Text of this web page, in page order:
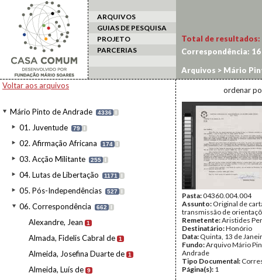
ARQUIVOS
GUIAS DE PESQUISA
PROJETO
PARCERIAS
Voltar aos arquivos
Mário Pinto de Andrade 4336 I
01. Juventude 79 I
02. Afirmação Africana 174 I
03. Acção Militante 255 I
04. Lutas de Libertação 1171 I
05. Pós-Independências 527 I
06. Correspondência 662 I
Alexandre, Jean 1
Almada, Fidelis Cabral de 1
Almeida, Josefina Duarte de 1
Almeida, Luís de 9
Total de resultados:
Correspondência: 16
Arquivos > Mário
ordenar
Pasta:04360.004.004
Assunto: Original de
transmissão de
Remetente:Aristides
Destinatário:Honório
Data: Quinta, 13 de
Fundo:Arquivo Mário
Andrade
Tipo Documental:
Página(s): 1